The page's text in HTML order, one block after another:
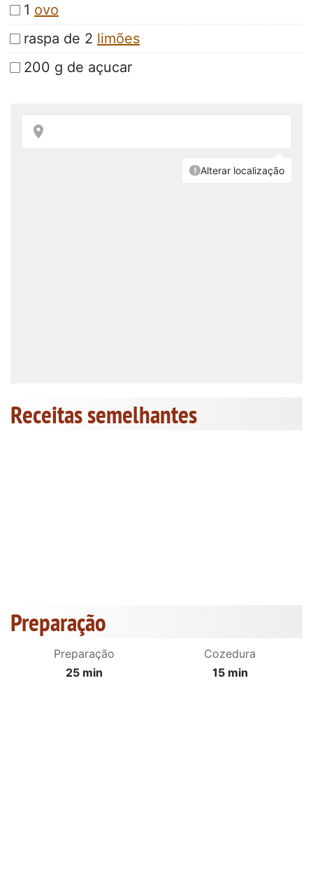
1 ovo
raspa de 2 limões
200 g de açucar
Receitas semelhantes
Preparação
Preparação
25 min
Cozedura
15 min